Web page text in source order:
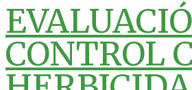
CONTROL